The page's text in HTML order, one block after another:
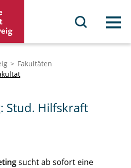
Menü
Fakultäten
Stud. Hilfskraft
sucht ab sofort eine